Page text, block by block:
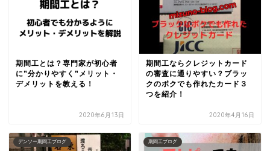
期間工とは？専門家が初心者
に”分かりやすく”メリット・
デメリットを教える！
2020年6月13日
期間工ならクレジットカード
の審査に通りやすい？ブラッ
クのボクでも作れたカード３
つを紹介！
2020年4月16日
デンソー期間工ブログ 期間工ブログ